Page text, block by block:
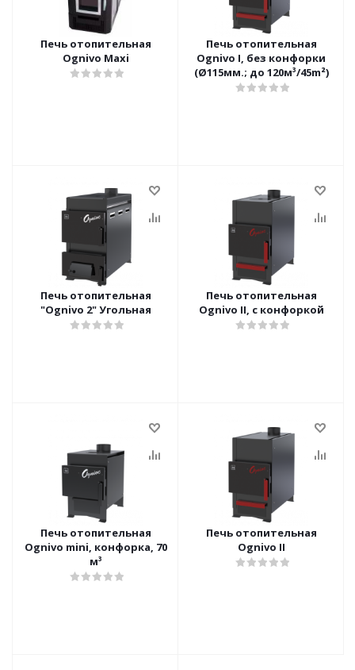
Печь отопительная
Ognivo Maxi
Печь отопительная
Ognivo I, без конфорки
(Ø115мм.; до 120м³/45m²)
Печь отопительная
"Ognivo 2" Угольная
Печь отопительная
Ognivo II, с конфоркой
Печь отопительная
Ognivo mini, конфорка, 70
м³
Печь отопительная
Ognivo II